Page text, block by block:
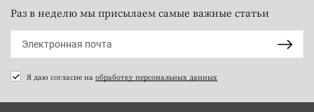
Раз в неделю мы присылаем самые важные статьи
Я даю согласие на обработку персональных данных